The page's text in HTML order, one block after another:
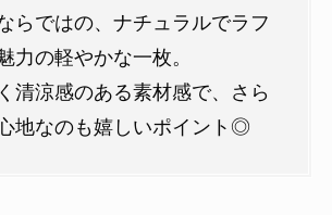
らではの、ナチュラルでラフ
力の軽やかな一枚。
清涼感のある素材感で、さら
地なのも嬉しいポイント◎